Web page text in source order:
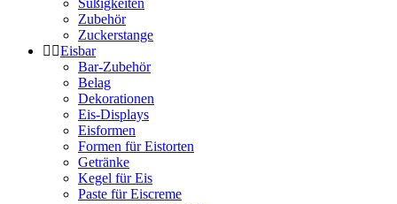
Süßigkeiten
Zubehör
Zuckerstange
Eisbar
Bar-Zubehör
Belag
Dekorationen
Eis-Displays
Eisformen
Formen für Eistorten
Getränke
Kegel für Eis
Paste für Eiscreme